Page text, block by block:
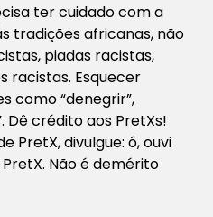
ter cuidado com a
tradições africanas, não
piadas racistas,
racistas. Esquecer
como “denegrir”,
Dê crédito aos PretXs!
PretX, divulgue: ó, ouvi
Não é demérito